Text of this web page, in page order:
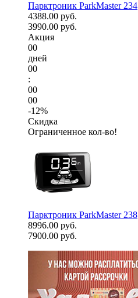
Парктроник ParkMaster 234
4388.00 руб.
3990.00 руб.
Акция
00
дней
00
:
00
00
-12%
Скидка
Ограниченное кол-во!
Парктроник ParkMaster 238
8996.00 руб.
7900.00 руб.